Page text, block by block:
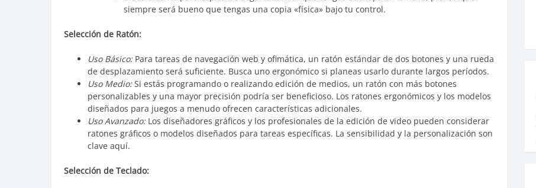
siempre será bueno que tengas una copia «física» bajo tu control.
Selección de Ratón:
Uso Básico:Para tareas de navegación web y ofimática, un ratón estándar de dos botones y una rueda
de desplazamiento será suficiente. Busca uno ergonómico si planeas usarlo durante largos períodos.
Uso Medio:Si estás programando o realizando edición de medios, un ratón con más botones
personalizables y una mayor precisión podría ser beneficioso. Los ratones ergonómicos y los modelos
diseñados para juegos a menudo ofrecen características adicionales.
Uso Avanzado:Los diseñadores gráficos y los profesionales de la edición de video pueden considerar
ratones gráficos o modelos diseñados para tareas específicas. La sensibilidad y la personalización son
clave aquí.
Selección de Teclado: